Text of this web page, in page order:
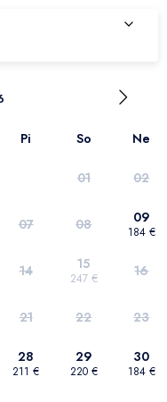
2
Pi So Ne
01 02
07 08 09
184 €
14 15
247 € 16
21 22 23
28
211 €
29
220 €
30
184 €